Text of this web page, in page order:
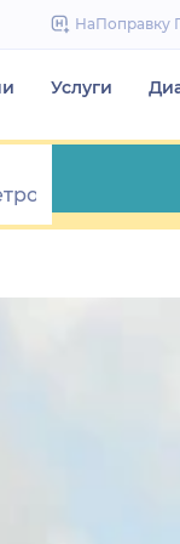
НаПоправку
Услуги